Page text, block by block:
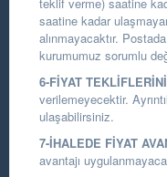
saatine kadar
alınmayacaktır.
kurumumuz sorumlu
6-FİYAT
verilemeyecektir.
ulaşabilirsiniz.
7-İHALEDE FİYAT
avantajı